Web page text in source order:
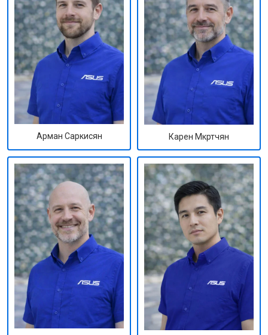
Арман Саркисян Карен Мкртчян